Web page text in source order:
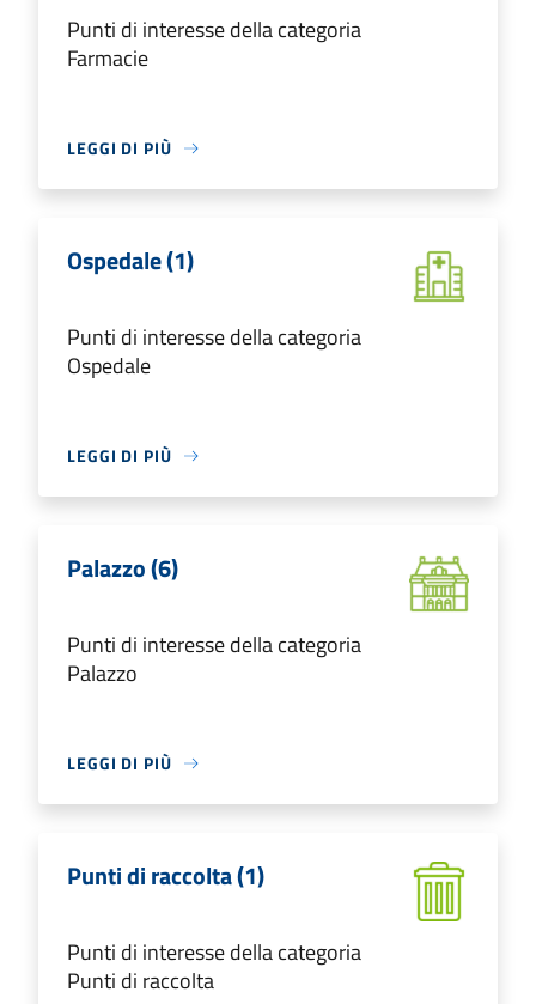
Punti di interesse della categoria
Farmacie
LEGGI DI PIÙ
Ospedale (1)
Punti di interesse della categoria
Ospedale
LEGGI DI PIÙ
Palazzo (6)
Punti di interesse della categoria
Palazzo
LEGGI DI PIÙ
Punti di raccolta (1)
Punti di interesse della categoria
Punti di raccolta